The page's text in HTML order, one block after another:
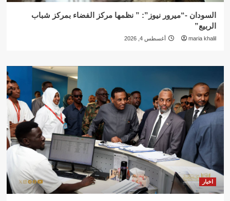
السودان -“ميرور نيوز”: ” نظمها مركز الفضاء بمركز شباب
الربيع”
maria khalil أغسطس 4, 2026
اخبار